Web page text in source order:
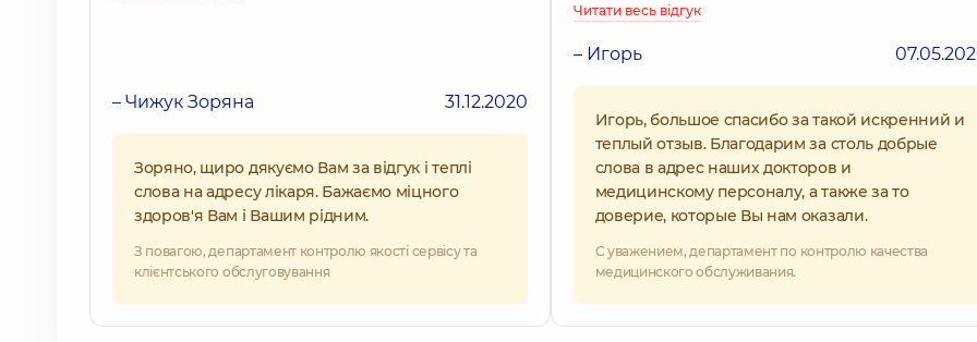
– Чижук Зоряна 31.12.2020
Зоряно, щиро дякуємо Вам за відгук і теплі
слова на адресу лікаря. Бажаємо міцного
здоров'я Вам і Вашим рідним.
З повагою, департамент контролю якості сервісу та
клієнтського обслуговування
Читати весь відгук
– Игорь
Игорь, большое спасибо за такой искренний и
теплый отзыв. Благодарим за столь добрые
слова в адрес наших докторов и
медицинскому персоналу, а также за то
доверие, которые Вы нам оказали.
С уважением, департамент по контролю качества
медицинского обслуживания.